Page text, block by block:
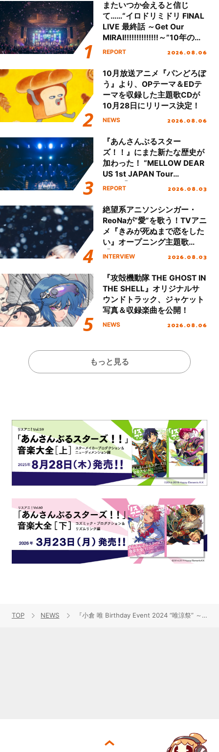
またいつか会えると信じ
て……“イロドリミドリ FINAL
LIVE 最終話 ～Get Our
MIRAI!!!!!!!!!!!!!!～”10年の活
動を経てファイナルを迎える
REPORT 2026.08.06
10月放送アニメ『パンどろぼ
う』より、OPテーマ＆EDテ
ーマを収録した主題歌CDが
10月28日にリリース決定！
NEWS 2026.08.06
『あんさんぶるスター
ズ！！』にまた新たな歴史が
加わった！ “MELLOW DEAR
US 1st JAPAN Tour
Final「NICE to meet YOU
ート!!
REPORT 2026.08.03
絶望系アニソンシンガー・
ReoNaが“愛”を歌う！TVアニ
メ『きみが死ぬまで恋をした
い』オープニング主題歌
「Amore」インタビュー
INTERVIEW 2026.08.03
『攻殻機動隊 THE GHOST IN
THE SHELL』オリジナルサ
ウンドトラック、ジャケット
写真＆収録楽曲を公開！
NEWS 2026.08.06
もっと見る
TOP NEWS 『小倉 唯 Birthday Event 2024 “唯涼祭” ～Cute or Cool？』イベントレポートが到着！